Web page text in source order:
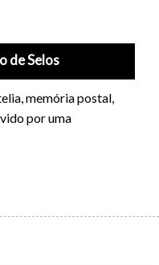
de Selos
memória postal,
por uma